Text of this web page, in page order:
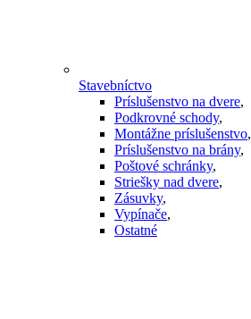
Stavebníctvo
Príslušenstvo na dvere,
Podkrovné schody,
Montážne príslušenstvo,
Príslušenstvo na brány,
Poštové schránky,
Striešky nad dvere,
Zásuvky,
Vypínače,
Ostatné